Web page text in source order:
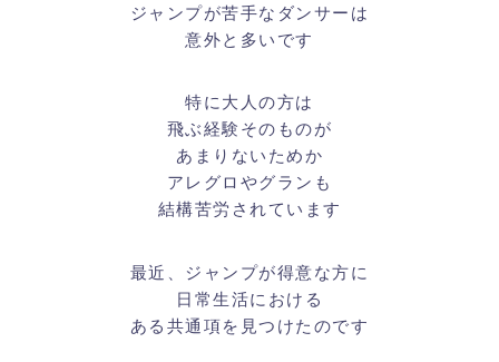
ジャンプが苦手なダンサーは
意外と多いです
特に大人の方は
飛ぶ経験そのものが
あまりないためか
アレグロやグランも
結構苦労されています
最近、ジャンプが得意な方に
日常生活における
ある共通項を見つけたのです